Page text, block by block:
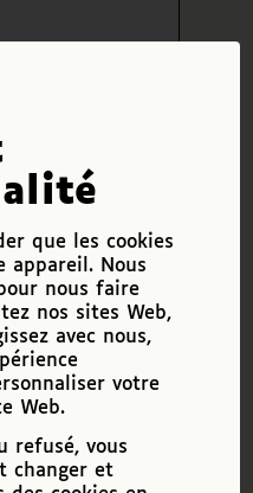
que les cookies
appareil. Nous
nous faire
nos sites Web,
avec nous,
votre
Web.
refusé, vous
changer et
voir
du numériques
DV ?
tous les événements